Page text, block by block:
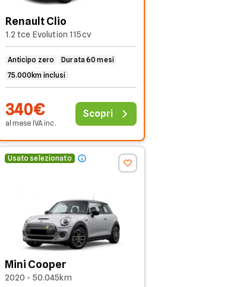
Renault Clio
1.2 tce Evolution 115cv
Anticipo zero
Durata 60 mesi
75.000km inclusi
340€
al mese IVAinc.
Scopri
Usato selezionato
Mini Cooper
2020 - 50.045km